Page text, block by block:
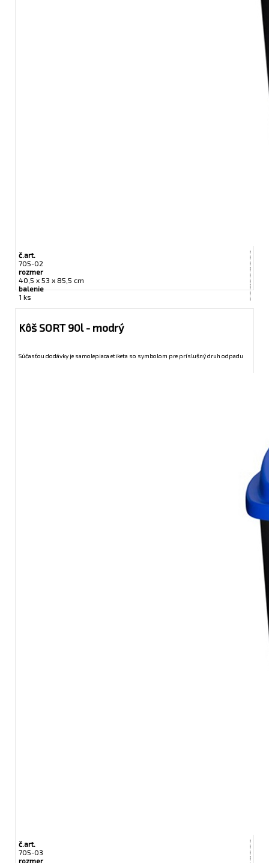
č.art.
705-02
rozmer
40,5 x 53 x 85,5 cm
balenie
1 ks
Kôš SORT 90l - modrý
Súčasťou dodávky je samolepiaca etiketa so symbolom pre príslušný druh odpadu
č.art.
705-03
rozmer